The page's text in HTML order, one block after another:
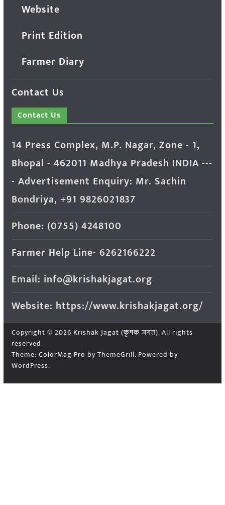
Website
Print Edition
Farmer Diary
Contact Us
Contact Us
14 Press Complex, M.P. Nagar, Zone - 1,
Bhopal - 462011 Madhya Pradesh INDIA ---
- Advertisement Enquiry: Mr. Sachin
Bondriya, +91 9826021837
Phone: (0755) 4248100
Farmer Help Line- 6262166222
Email: info@krishakjagat.org
Website: https://www.krishakjagat.org/
Copyright © 2026 Krishak Jagat (कृषक जगत). All rights
reserved.
Theme: ColorMag Pro by ThemeGrill. Powered by
WordPress.